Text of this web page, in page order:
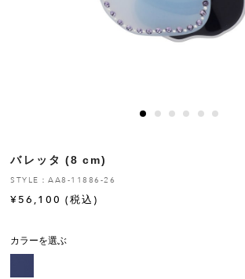
クラフトマンシップ
お修理について
バレッタ (8 cm)
STYLE：AA8-11886-26
¥56,100 (税込)
カラーを選ぶ